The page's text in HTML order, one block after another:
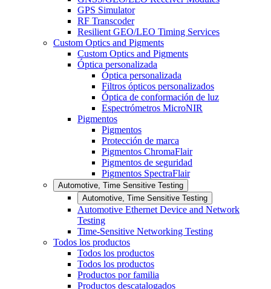
GPS Simulator
RF Transcoder
Resilient GEO/LEO Timing Services
Custom Optics and Pigments
Custom Optics and Pigments
Óptica personalizada
Óptica personalizada
Filtros ópticos personalizados
Óptica de conformación de luz
Espectrómetros MicroNIR
Pigmentos
Pigmentos
Protección de marca
Pigmentos ChromaFlair
Pigmentos de seguridad
Pigmentos SpectraFlair
Automotive, Time Sensitive Testing
Automotive, Time Sensitive Testing
Automotive Ethernet Device and Network
Testing
Time-Sensitive Networking Testing
Todos los productos
Todos los productos
Todos los productos
Productos por familia
Productos descatalogados